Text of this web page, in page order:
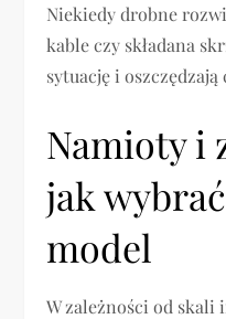
Niekiedy drobne
kable czy składana
sytuację i oszczędzają
Namioty i
jak
model
W zależności od skali